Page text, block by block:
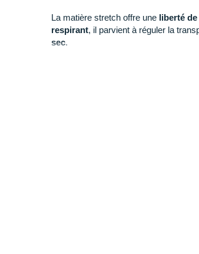
La matière stretch offre une liberté
respirant, il parvient à réguler la
sec.